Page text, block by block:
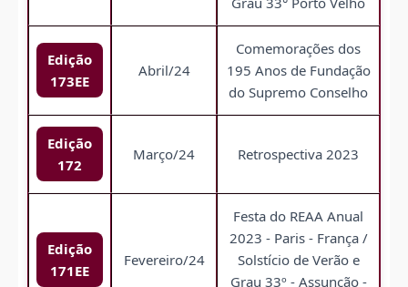
Edição
173EE
Abril/24
Comemorações dos
195 Anos de Fundação
do Supremo Conselho
Edição
172
Março/24 Retrospectiva 2023
Edição
171EE
Fevereiro/24
Festa do REAA Anual
2023 - Paris - França /
Solstício de Verão e
Grau 33º - Assunção -